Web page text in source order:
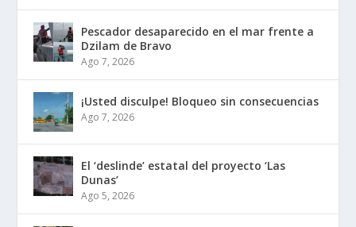
Pescador desaparecido en el mar frente a
Dzilam de Bravo
Ago 7, 2026
¡Usted disculpe! Bloqueo sin consecuencias
Ago 7, 2026
El ‘deslinde’ estatal del proyecto ‘Las
Dunas’
Ago 5, 2026